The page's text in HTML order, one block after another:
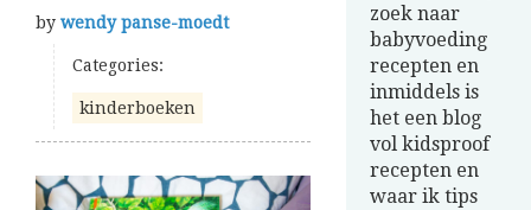
by wendy panse-moedt
Categories:
kinderboeken
zoek naar
babyvoeding
recepten en
inmiddels is
het een blog
vol kidsproof
recepten en
waar ik tips